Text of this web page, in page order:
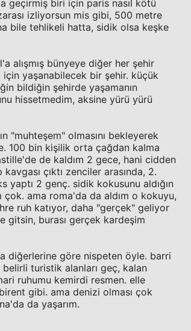
geçirmiş biri için paris nasıl kötü
izliyorsun mis gibi, 500 metre
bile tehlikeli hatta, sidik olsa keşke
alışmış bünyeye diğer her şehir
yaşanabilecek bir şehir. küçük
bildiğin şehirde yaşamanın
hissetmedim, aksine yürü yürü
"muhteşem" olmasını bekleyerek
100 bin kişilik orta çağdan kalma
de kaldım 2 gece, hani cidden
çıktı zenciler arasında, 2.
2 genç. sidik kokusunu aldığın
çok. ama roma'da da aldım o kokuyu,
ruh katıyor, daha "gerçek" geliyor
gitsin, burası gerçek kardeşim
diğerlerine göre nispeten öyle. barri
turistik alanları geç, kalan
ruhumu kemirdi resmen. elle
gibi. ama denizi olması çok
da yaşarım.